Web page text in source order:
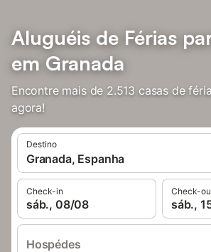
Aluguéis de Férias
em Granada
Encontre mais de 2.513 casas de
agora!
Destino
Granada, Espanha
Check-in
sáb., 08/08
Check-
sáb.,
Hospédes